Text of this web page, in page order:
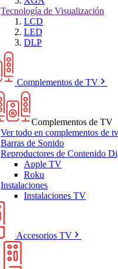
Tecnología de Visualización
LCD
LED
DLP
Complementos de TV
Complementos de TV
Ver todo en complementos de tv
Barras de Sonido
Reproductores de Contenido
Apple TV
Roku
Instalaciones
Instalaciones TV
Accesorios TV